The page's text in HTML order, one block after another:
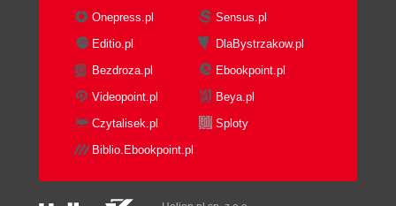
Onepress.pl
Sensus.pl
Editio.pl
DlaBystrzakow.pl
Bezdroza.pl
Ebookpoint.pl
Videopoint.pl
Beya.pl
Czytalisek.pl
Sploty
Biblio.Ebookpoint.pl